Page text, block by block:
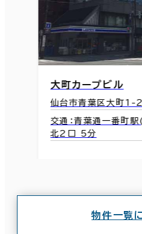
大町カープビル
仙台市青葉区大町
交通：青葉通一番町
北2口 5分
物件一覧